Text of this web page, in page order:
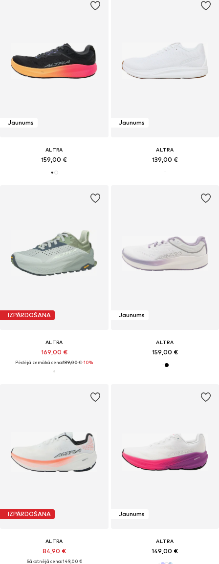
Jaunums
ALTRA
159,00 €
Jaunums
ALTRA
139,00 €
IZPĀRDOŠANA
ALTRA
169,00 €
Pēdējā zemākā cena:189,00 €-10%
Jaunums
ALTRA
159,00 €
IZPĀRDOŠANA
ALTRA
84,90 €
Sākotnējā cena: 149,00 €
Jaunums
ALTRA
149,00 €